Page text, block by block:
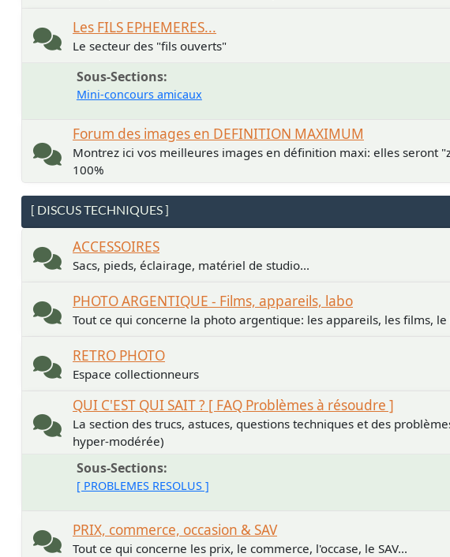
Les FILS EPHEMERES...
Le secteur des "fils ouverts"
Sous-Sections
Mini-concours amicaux
Forum des images en DEFINITION MAXIMUM
Montrez ici vos meilleures images en définition maxi: elles seront
100%
[ DISCUS TECHNIQUES ]
ACCESSOIRES
Sacs, pieds, éclairage, matériel de studio...
PHOTO ARGENTIQUE - Films, appareils, labo
Tout ce qui concerne la photo argentique: les appareils, les films, le
RETRO PHOTO
Espace collectionneurs
QUI C'EST QUI SAIT ? [ FAQ Problèmes à résoudre ]
La section des trucs, astuces, questions techniques et des
hyper-modérée)
Sous-Sections
[ PROBLEMES RESOLUS ]
PRIX, commerce, occasion & SAV
Tout ce qui concerne les prix, le commerce, l'occase, le SAV...